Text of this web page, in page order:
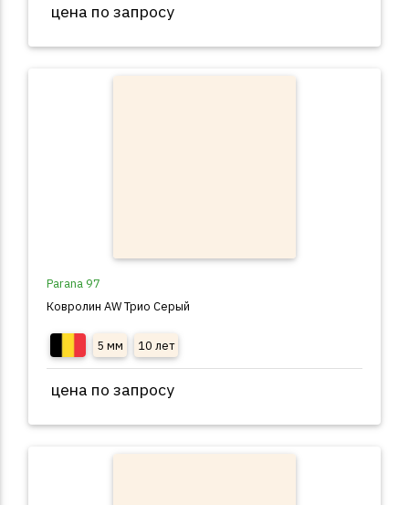
цена по запросу
Parana 97
Ковролин AW Трио Серый
5 мм 10 лет
цена по запросу